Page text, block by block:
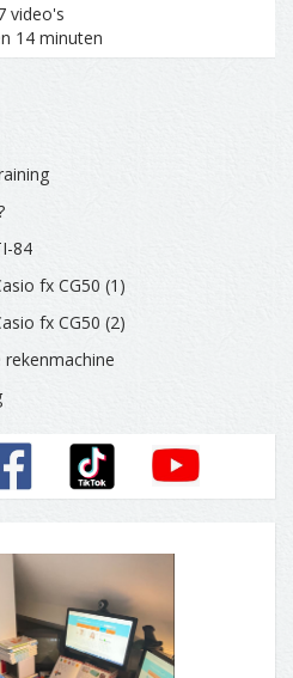
video's
14 minuten
84
fx CG50 (1)
fx CG50 (2)